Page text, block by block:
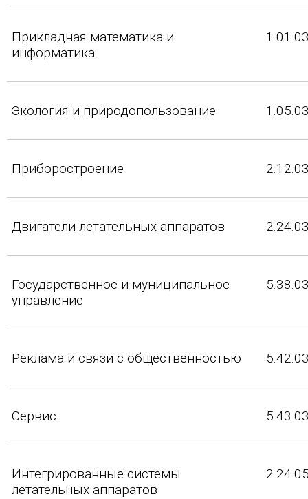
Прикладная математика и
информатика
Экология и природопользование
Приборостроение
Двигатели летательных аппаратов
Государственное и муниципальное
управление
Реклама и связи с общественностью
Сервис
Интегрированные системы
летательных аппаратов